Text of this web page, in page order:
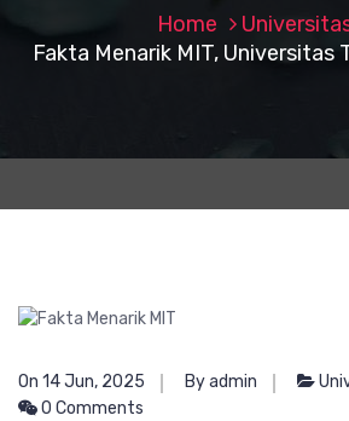
Home
Fakta Menarik MIT, Universitas
On 14 Jun, 2025 By admin
0 Comments